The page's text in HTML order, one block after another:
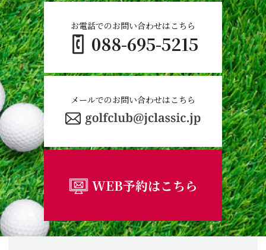
088-695-5215
お電話でのお問い合わせはこちら
メールでのお問い合わせはこちら
WEB予約はこちら